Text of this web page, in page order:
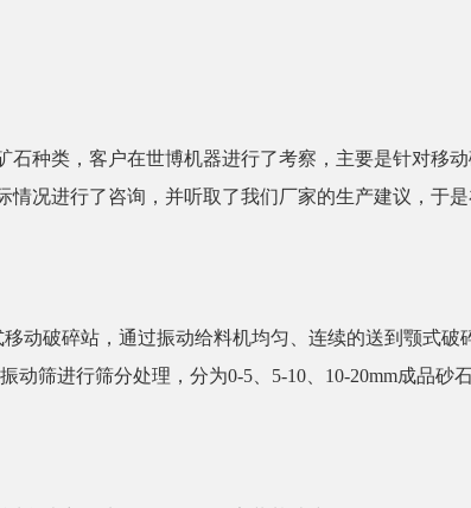
种类，客户在世博机器进行了考察，主要是针对移
况进行了咨询，并听取了我们厂家的生产建议，于
动破碎站，通过振动给料机均匀、连续的送到颚式
筛进行筛分处理，分为0-5、5-10、10-20mm成品砂